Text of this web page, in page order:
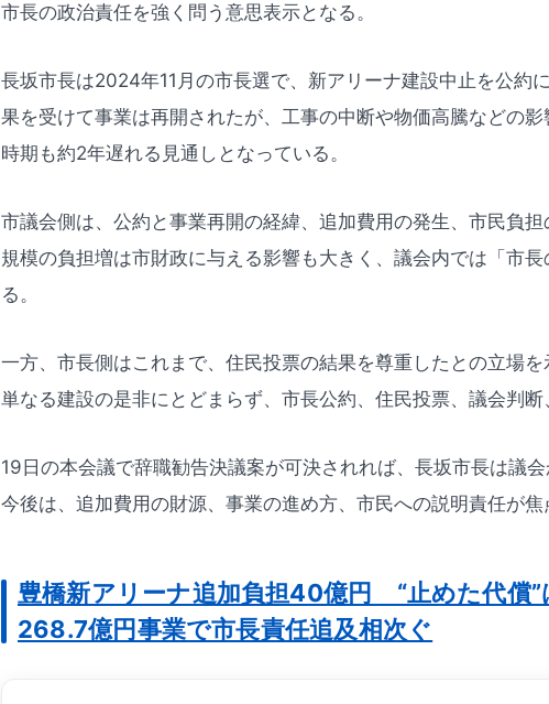
市長の政治責任を強く問う意思表示となる。
長坂市長は2024年11月の市長選で、新アリーナ建設中止を公約
果を受けて事業は再開されたが、工事の中断や物価高騰などの
時期も約2年遅れる見通しとなっている。
市議会側は、公約と事業再開の経緯、追加費用の発生、市民負
規模の負担増は市財政に与える影響も大きく、議会内では「市
る。
一方、市長側はこれまで、住民投票の結果を尊重したとの立場を
単なる建設の是非にとどまらず、市長公約、住民投票、議会判断
19日の本会議で辞職勧告決議案が可決されれば、長坂市長は議
今後は、追加費用の財源、事業の進め方、市民への説明責任が焦
豊橋新アリーナ追加負担40億円 “止めた代償
268.7億円事業で市長責任追及相次ぐ